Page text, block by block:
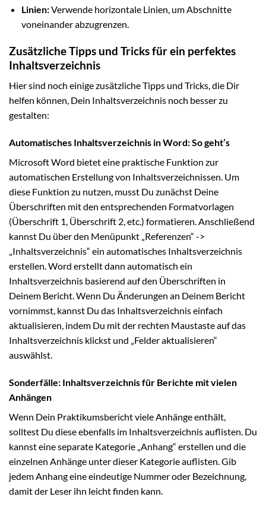
Linien:Verwende horizontale Linien, um Abschnitte
voneinander abzugrenzen.
Zusätzliche Tipps und Tricks für ein perfektes
Inhaltsverzeichnis
Hier sind noch einige zusätzliche Tipps und Tricks, die Dir
helfen können, Dein Inhaltsverzeichnis noch besser zu
gestalten:
Automatisches Inhaltsverzeichnis in Word: So geht’s
Microsoft Word bietet eine praktische Funktion zur
automatischen Erstellung von Inhaltsverzeichnissen. Um
diese Funktion zu nutzen, musst Du zunächst Deine
Überschriften mit den entsprechenden Formatvorlagen
(Überschrift 1, Überschrift 2, etc.) formatieren. Anschließend
kannst Du über den Menüpunkt „Referenzen“ ->
„Inhaltsverzeichnis“ ein automatisches Inhaltsverzeichnis
erstellen. Word erstellt dann automatisch ein
Inhaltsverzeichnis basierend auf den Überschriften in
Deinem Bericht. Wenn Du Änderungen an Deinem Bericht
vornimmst, kannst Du das Inhaltsverzeichnis einfach
aktualisieren, indem Du mit der rechten Maustaste auf das
Inhaltsverzeichnis klickst und „Felder aktualisieren“
auswählst.
Sonderfälle: Inhaltsverzeichnis für Berichte mit vielen
Anhängen
Wenn Dein Praktikumsbericht viele Anhänge enthält,
solltest Du diese ebenfalls im Inhaltsverzeichnis auflisten. Du
kannst eine separate Kategorie „Anhang“ erstellen und die
einzelnen Anhänge unter dieser Kategorie auflisten. Gib
jedem Anhang eine eindeutige Nummer oder Bezeichnung,
damit der Leser ihn leicht finden kann.